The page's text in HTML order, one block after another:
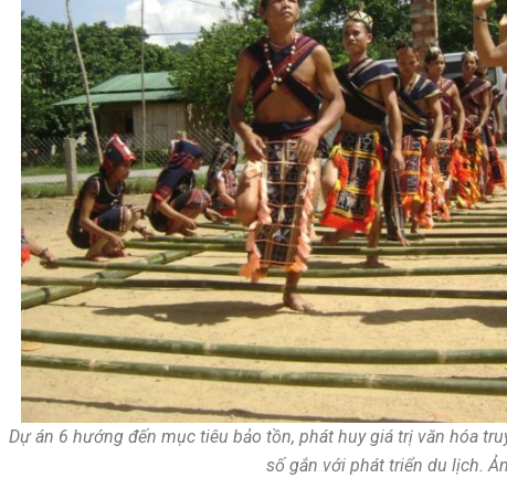
Dự án 6 hướng đến mục tiêu bảo tồn, phát huy giá trị văn hóa
số gắn với phát triển du lịch.